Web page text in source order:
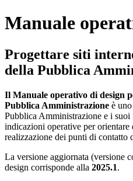
Manuale
Progettare siti
della Pubblica
Il Manuale operativo di design
Pubblica Amministrazione è
Pubblica Amministrazione e i
indicazioni operative per
realizzazione dei punti di contatto
La versione aggiornata (versione
design corrisponde alla 2025.1.